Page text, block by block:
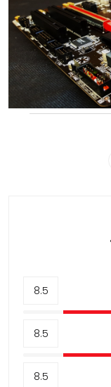
8.5
8.5
8.5